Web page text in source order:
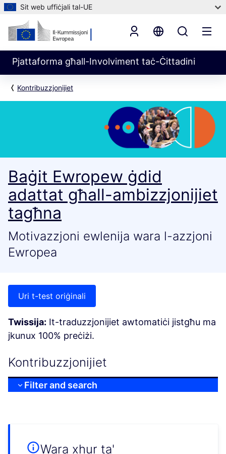
Sit web uffiċjali tal-UE
Pjattaforma għall-Involviment taċ-Ċittadini
Kontribuzzjonijiet
Baġit Ewropew ġdid
adattat għall-ambizzjonijiet
tagħna
Motivazzjoni ewlenija wara l-azzjoni
Ewropea
Uri t-test oriġinali
Twissija: It-traduzzjonijiet awtomatiċi jistgħu ma
jkunux 100% preċiżi.
Kontribuzzjonijiet
Filter and search
Wara xhur ta'